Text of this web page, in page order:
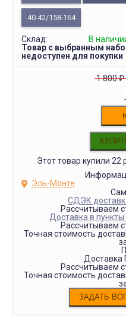
40-42/158-164
Склад:
В
Товар с выбранным
недоступен для покупки
1 800₽
Этот товар купили 22
Эль-Монте
СДЭК
Рассчитываем
Доставка в
Рассчитываем
Точная стоимость
Доставка
Рассчитываем
Точная стоимость